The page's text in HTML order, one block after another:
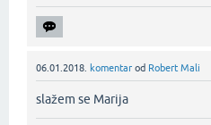
06.01.2018. komentar od Robert Mali
slažem se Marija‌